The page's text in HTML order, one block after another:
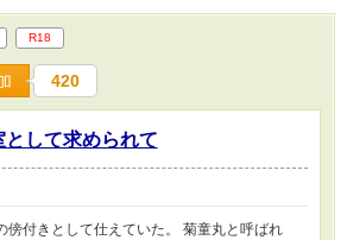
R18
420
して求められて
傍付きとして仕えていた。 菊童丸と呼ばれ